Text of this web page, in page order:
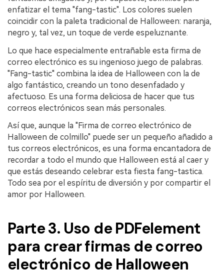
enfatizar el tema "fang-tastic". Los colores suelen
coincidir con la paleta tradicional de Halloween: naranja,
negro y, tal vez, un toque de verde espeluznante.
Lo que hace especialmente entrañable esta firma de
correo electrónico es su ingenioso juego de palabras.
"Fang-tastic" combina la idea de Halloween con la de
algo fantástico, creando un tono desenfadado y
afectuoso. Es una forma deliciosa de hacer que tus
correos electrónicos sean más personales.
Así que, aunque la "Firma de correo electrónico de
Halloween de colmillo" puede ser un pequeño añadido a
tus correos electrónicos, es una forma encantadora de
recordar a todo el mundo que Halloween está al caer y
que estás deseando celebrar esta fiesta fang-tastica.
Todo sea por el espíritu de diversión y por compartir el
amor por Halloween.
Parte 3. Uso de PDFelement
para crear firmas de correo
electrónico de Halloween